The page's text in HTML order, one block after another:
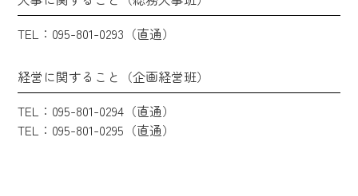
TEL：095-801-0293（直通）
経営に関すること（企画経営班）
TEL：095-801-0294（直通）
TEL：095-801-0295（直通）